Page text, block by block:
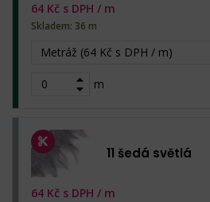
Metráž (64 Kč s DPH / m)
m
64 Kč s DPH / m
Skladem: 36 m
11 šedá světlá
64 Kč s DPH / m